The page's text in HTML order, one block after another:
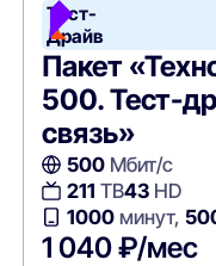
Тест-
Драйв
Пакет
500. Тест-
связь»
500Мбит/с
211 ТВ43HD
1000минут,
1 040 ₽/мес